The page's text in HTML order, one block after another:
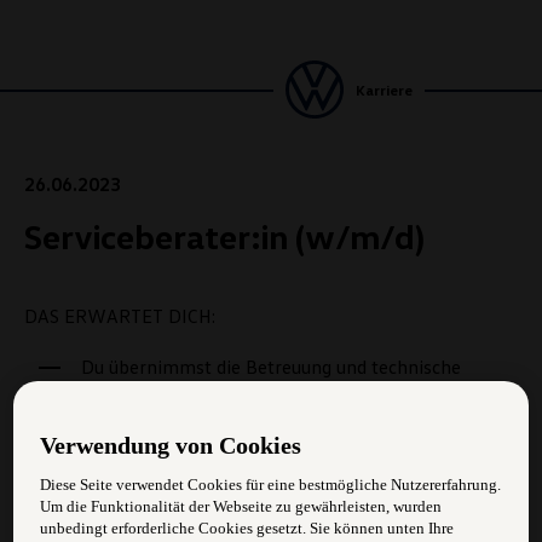
Karriere
26.06.2023
Serviceberater:in (w/m/d)
DAS ERWARTET DICH:
Du übernimmst die Betreuung und technische
Du erstellst Kostenvoranschläge
Du kümmerst dich um die Fahrzeugannahme zur
Reparatur
Verwendung von Cookies
Diese Seite verwendet Cookies für eine bestmögliche Nutzererfahrung.
Um die Funktionalität der Webseite zu gewährleisten, wurden
unbedingt erforderliche Cookies gesetzt. Sie können unten Ihre